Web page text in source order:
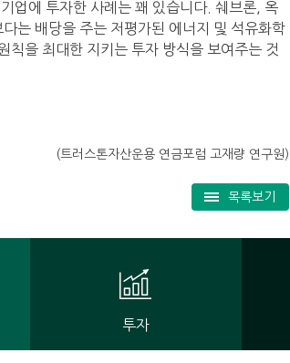
업에 투자한 사례는 꽤 있습니다. 쉐브론, 옥
는 배당을 주는 저평가된 에너지 및 석유화학
칙을 최대한 지키는 투자 방식을 보여주는 것
(트러스톤자산운용 연금포럼 고재량 연구원)
목록보기
투자